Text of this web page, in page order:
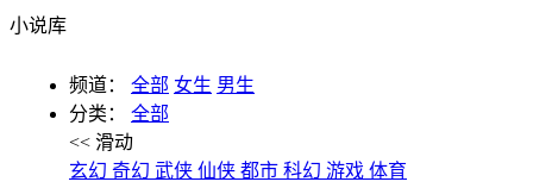
小说库
频道： 全部 女生 男生
分类：
全部
<< 滑动
玄幻 奇幻 武侠 仙侠 都市 科幻 游戏 体育